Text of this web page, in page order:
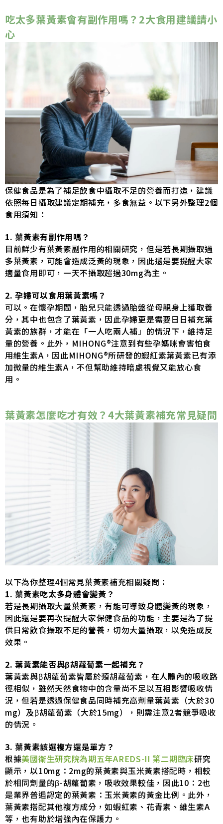
吃太多葉黃素會有副作用嗎？2大食用建議請小
心
保健食品是為了補足飲食中攝取不足的營養而打造，建議
依照每日攝取建議定期補充，多食無益。以下另外整理2個
食用須知：
1. 葉黃素有副作用嗎？
目前鮮少有葉黃素副作用的相關研究，但是若長期攝取過
多葉黃素，可能會造成泛黃的現象，因此還是要提醒大家
適量食用即可，一天不攝取超過30mg為主。
2. 孕婦可以食用葉黃素嗎？
可以。在懷孕期間，胎兒只能透過胎盤從母親身上獲取養
分，其中也包含了葉黃素，因此孕婦更是需要日日補充葉
黃素的族群，才能在「一人吃兩人補」的情況下，維持足
量的營養。此外，MIHONG®注意到有些孕媽咪會害怕食
用維生素A，因此MIHONG®所研發的蝦紅素葉黃素已有添
加微量的維生素A，不但幫助維持暗處視覺又能放心食
用。
葉黃素怎麼吃才有效？4大葉黃素補充常見疑問
以下為你整理4個常見葉黃素補充相關疑問：
1. 葉黃素吃太多身體會變黃？
若是長期攝取大量葉黃素，有能可導致身體變黃的現象，
因此還是要再次提醒大家保健食品的功能，主要是為了提
供日常飲食攝取不足的營養，切勿大量攝取，以免造成反
效果。
2. 葉黃素能否與β胡蘿蔔素一起補充？
葉黃素與β胡蘿蔔素皆屬於類胡蘿蔔素，在人體內的吸收路
徑相似，雖然天然食物中的含量尚不足以互相影響吸收情
況，但若是透過保健食品同時補充高劑量葉黃素（大於30
mg）及β胡蘿蔔素（大於15mg），則需注意2者競爭吸收
的情況。
3. 葉黃素該選複方還是單方？
根據美國衛生研究院為期五年AREDS-II 第二期臨床研究
顯示，以10mg：2mg的葉黃素與玉米黃素搭配時，相較
於相同劑量的β-胡蘿蔔素，吸收效果較佳，因此10：2也
是業界普遍認定的葉黃素：玉米黃素的黃金比例。此外，
葉黃素搭配其他複方成分，如蝦紅素、花青素、維生素A
等，也有助於增強內在保護力。